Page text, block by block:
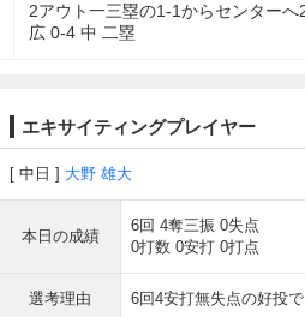
2アウト一三塁の1-1からセンターへ
広 0-4 中 二塁
エキサイティングプレイヤー
中日 大野 雄大
本日の成績
6回 4奪三振 0失点
0打数 0安打 0打点
選考理由 6回4安打無失点の好投